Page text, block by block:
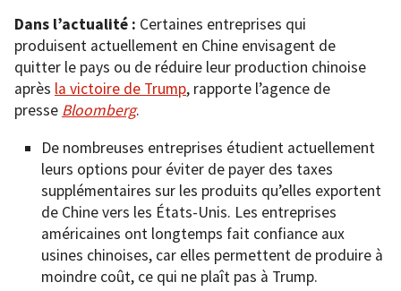
Dans l’actualité : Certaines entreprises qui
produisent actuellement en Chine envisagent de
quitter le pays ou de réduire leur production chinoise
après la victoire de Trump, rapporte l’agence de
presse Bloomberg.
De nombreuses entreprises étudient actuellement
leurs options pour éviter de payer des taxes
supplémentaires sur les produits qu’elles exportent
de Chine vers les États-Unis. Les entreprises
américaines ont longtemps fait confiance aux
usines chinoises, car elles permettent de produire à
moindre coût, ce qui ne plaît pas à Trump.